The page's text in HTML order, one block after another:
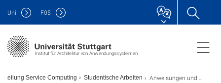
Institut für Architektur von Anwendungssystemen
Uni F05
Service Computing Studentische Arbeiten Anweisungen und Richtlinien für studentische Projekte